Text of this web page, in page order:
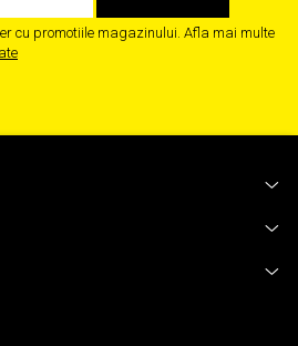
cu promotiile magazinului. Afla mai multe